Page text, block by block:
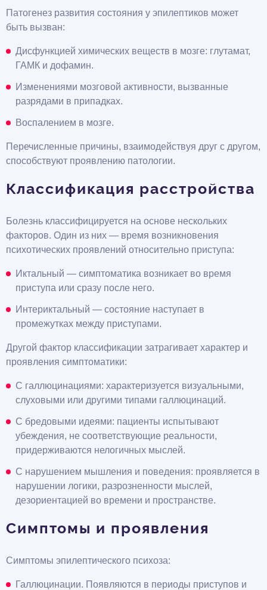
Патогенез развития состояния у эпилептиков может
быть вызван:
Дисфункцией химических веществ в мозге: глутамат,
ГАМК и дофамин.
Изменениями мозговой активности, вызванные
разрядами в припадках.
Воспалением в мозге.
Перечисленные причины, взаимодействуя друг с другом,
способствуют проявлению патологии.
Классификация расстройства
Болезнь классифицируется на основе нескольких
факторов. Один из них — время возникновения
психотических проявлений относительно приступа:
Иктальный — симптоматика возникает во время
приступа или сразу после него.
Интериктальный — состояние наступает в
промежутках между приступами.
Другой фактор классификации затрагивает характер и
проявления симптоматики:
С галлюцинациями: характеризуется визуальными,
слуховыми или другими типами галлюцинаций.
С бредовыми идеями: пациенты испытывают
убеждения, не соответствующие реальности,
придерживаются нелогичных мыслей.
С нарушением мышления и поведения: проявляется в
нарушении логики, разрозненности мыслей,
дезориентацией во времени и пространстве.
Симптомы и проявления
Симптомы эпилептического психоза:
Галлюцинации. Появляются в периоды приступов и